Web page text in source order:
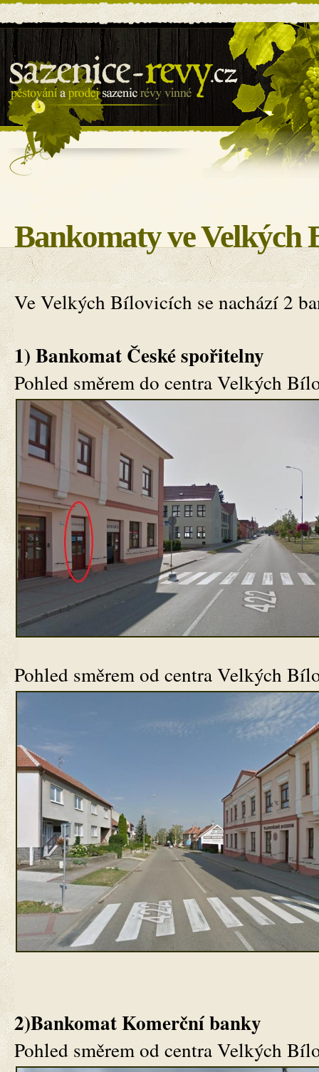
Sazenice révy - BILOVIN s.r.o.
Bankomaty ve
Ve Velkých Bílovicích se nachází 2
1) Bankomat České spořitelny
Pohled směrem do centra Velkých
Pohled směrem od centra Velkých
2)Bankomat Komerční banky
Pohled směrem od centra Velkých